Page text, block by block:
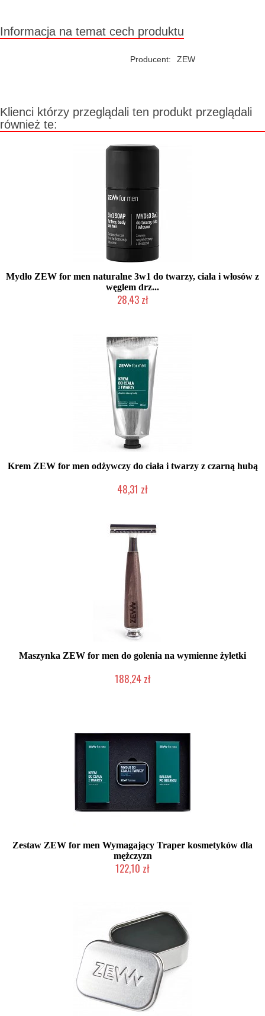
Informacja na temat cech produktu
Producent: ZEW
Klienci którzy przeglądali ten produkt przeglądali
również te:
Mydło ZEW for men naturalne 3w1 do twarzy, ciała i włosów z
węglem drz...
28,43 zł
Krem ZEW for men odżywczy do ciała i twarzy z czarną hubą
48,31 zł
Maszynka ZEW for men do golenia na wymienne żyletki
188,24 zł
Zestaw ZEW for men Wymagający Traper kosmetyków dla
mężczyzn
122,10 zł